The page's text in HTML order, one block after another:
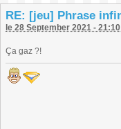
RE: [jeu] Phrase
le 28 September 2021 - 21:10
Ça gaz ?!